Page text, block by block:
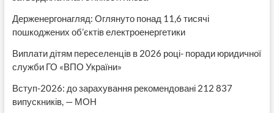
Держенергонагляд: Оглянуто понад 11,6 тисячі
пошкоджених об’єктів електроенергетики
Виплати дітям переселенців в 2026 році- поради юридичної
служби ГО «ВПО України»
Вступ-2026: до зарахування рекомендовані 212 837
випускників, — МОН